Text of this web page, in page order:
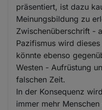
präsentiert, ist dazu
Meinungsbildung zu
Zwischenüberschrift -
Pazifismus wird
könnte ebenso
Westen - Aufrüstung
falschen Zeit.
In der Konsequenz
immer mehr Menschen